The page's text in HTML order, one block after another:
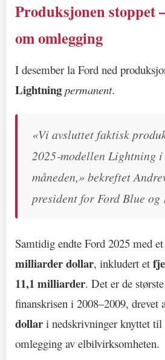
Produksjonen stoppet
om omlegging
I desember la Ford ned
Lightning permanent.
«Vi avsluttet faktisk
2025‑modellen Lightning i
måneden,» bekreftet
president for Ford Blue og
Samtidig endte Ford 2025 med et
milliarder dollar, inkludert et
11,1 milliarder. Det er de
finanskrisen i 2008–2009, drevet
dollar i nedskrivninger knyttet til
omlegging av elbilvirksomheten.